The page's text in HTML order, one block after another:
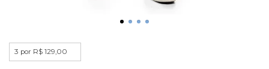
3 por R$ 129,00